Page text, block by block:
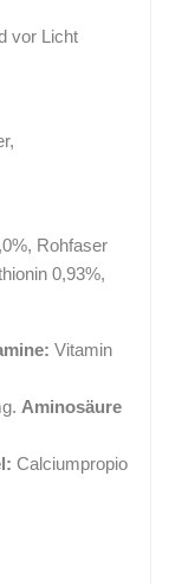
vor Licht
Rohfaser
0,93%,
Vitamin
Aminosäure
Calciumpropio